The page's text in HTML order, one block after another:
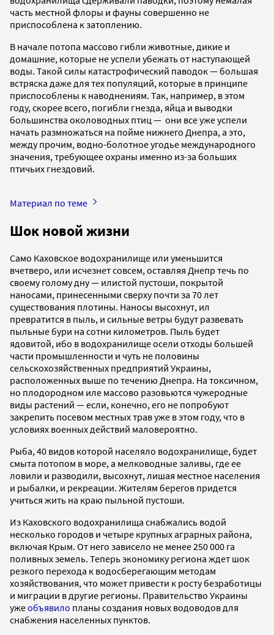
часть местной флоры и фауны совершенно не
приспособлена к затоплению.
В начале потопа массово гибли животные, дикие и
домашние, которые не успели убежать от наступающей
воды. Такой силы катастрофический паводок — большая
встряска даже для тех популяций, которые в принципе
приспособлены к наводнениям. Так, например, в этом
году, скорее всего, погибли гнезда, яйца и выводки
большинства околоводных птиц — они все уже успели
начать размножаться на пойме нижнего Днепра, а это,
между прочим, водно-болотное угодье международного
значения, требующее охраны именно из-за больших
птичьих гнездовий.
Материал по теме
Шок новой жизни
Само Каховское водохранилище или уменьшится
вчетверо, или исчезнет совсем, оставляя Днепр течь по
своему голому дну — илистой пустоши, покрытой
наносами, принесенными сверху почти за 70 лет
существования плотины. Наносы высохнут, ил
превратится в пыль, и сильные ветры будут развевать
пыльные бури на сотни километров. Пыль будет
ядовитой, ибо в водохранилище осели отходы большей
части промышленности и чуть не половины
сельскохозяйственных предприятий Украины,
расположенных выше по течению Днепра. На токсичном,
но плодородном иле массово разовьются чужеродные
виды растений — если, конечно, его не попробуют
закрепить посевом местных трав уже в этом году, что в
условиях военных действий маловероятно.
Рыба, 40 видов которой населяло водохранилище, будет
смыта потопом в море, а мелководные заливы, где ее
ловили и разводили, высохнут, лишая местное населения
и рыбалки, и рекреации. Жителям берегов придется
учиться жить на краю пыльной пустоши.
Из Каховского водохранилища снабжались водой
несколько городов и четыре крупных аграрных района,
включая Крым. От него зависело не менее 250 000 га
поливных земель. Теперь экономику региона ждет шок
резкого перехода к водосберегающим методам
хозяйствования, что может привести к росту безработицы
и миграции в другие регионы. Правительство Украины
ужеобъявило планы создания новых водоводов для
снабжения населенных пунктов.